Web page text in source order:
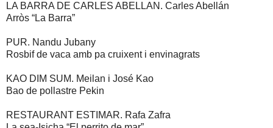
LA BARRA DE CARLES ABELLAN. Carles Abellán
Arròs “La Barra”
PUR. Nandu Jubany
Rosbif de vaca amb pa cruixent i envinagrats
KAO DIM SUM. Meilan i José Kao
Bao de pollastre Pekin
RESTAURANT ESTIMAR. Rafa Zafra